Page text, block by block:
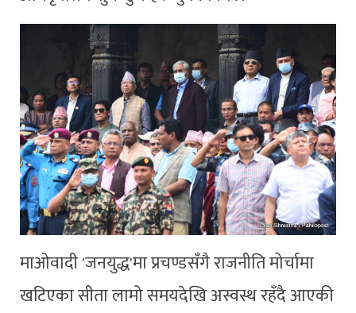
माओवादी 'जनयुद्ध'मा प्रचण्डसँगै राजनीति मोर्चामा
खटिएका सीता लामो समयदेखि अस्वस्थ रहँदै आएकी